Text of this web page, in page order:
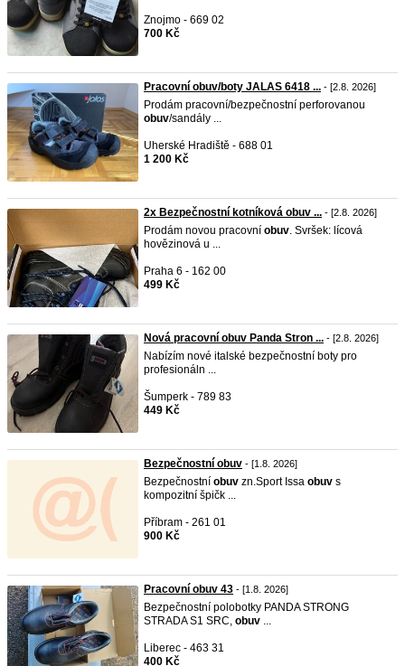
Znojmo - 669 02
700 Kč
Pracovní obuv/boty JALAS 6418 ... - [2.8. 2026]
Prodám pracovní/bezpečnostní perforovanou
obuv/sandály ...
Uherské Hradiště - 688 01
1 200 Kč
2x Bezpečnostní kotníková obuv ... - [2.8. 2026]
Prodám novou pracovní obuv. Svršek: lícová
hovězinová u ...
Praha 6 - 162 00
499 Kč
Nová pracovní obuv Panda Stron ... - [2.8. 2026]
Nabízím nové italské bezpečnostní boty pro
profesionáln ...
Šumperk - 789 83
449 Kč
Bezpečnostní obuv - [1.8. 2026]
Bezpečnostní obuv zn.Sport Issa obuv s
kompozitní špičk ...
Příbram - 261 01
900 Kč
Pracovní obuv 43 - [1.8. 2026]
Bezpečnostní polobotky PANDA STRONG
STRADA S1 SRC, obuv ...
Liberec - 463 31
400 Kč